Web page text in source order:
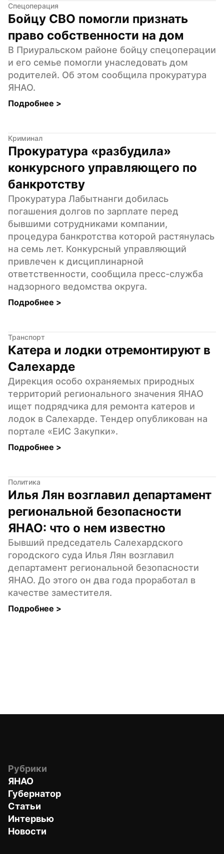
Спецоперация
Бойцу СВО помогли признать
право собственности на дом
В Приуральском районе бойцу спецоперации
и его семье помогли унаследовать дом
родителей. Об этом сообщила прокуратура
ЯНАО.
Подробнее >
Криминал
Прокуратура «разбудила»
конкурсного управляющего по
банкротству
Прокуратура Лабытнанги добилась
погашения долгов по зарплате перед
бывшими сотрудниками компании,
процедура банкротства которой растянулась
на семь лет. Конкурсный управляющий
привлечен к дисциплинарной
ответственности, сообщила пресс-служба
надзорного ведомства округа.
Подробнее >
Транспорт
Катера и лодки отремонтируют в
Салехарде
Дирекция особо охраняемых природных
территорий регионального значения ЯНАО
ищет подрядчика для ремонта катеров и
лодок в Салехарде. Тендер опубликован на
портале «ЕИС Закупки».
Подробнее >
Политика
Илья Лян возглавил департамент
региональной безопасности
ЯНАО: что о нем известно
Бывший председатель Салехардского
городского суда Илья Лян возглавил
департамент региональной безопасности
ЯНАО. До этого он два года проработал в
качестве заместителя.
Подробнее >
Рубрики
ЯНАО
Губернатор
Статьи
Интервью
Новости